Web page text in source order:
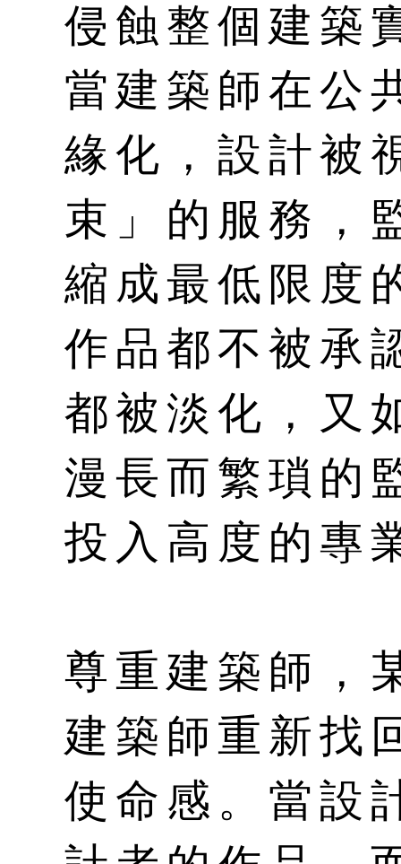
侵蝕整個建築
當建築師在公
緣化，設計被
束」的服務，
縮成最低限度
作品都不被承
都被淡化，又
漫長而繁瑣的
投入高度的專
尊重建築師，
建築師重新找
使命感。當設